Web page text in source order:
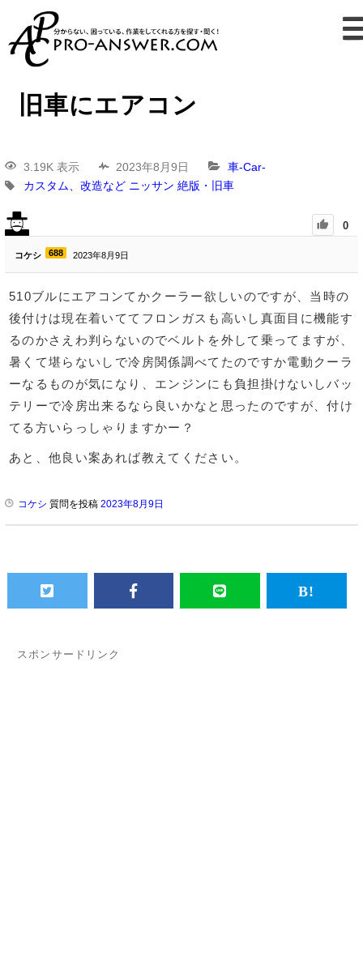
旧車にエアコン
3.19K 表示 2023年8月9日
車-Car-
カスタム、改造など ニッサン 絶版・旧車
0
コケシ 688 2023年8月9日
510ブルにエアコンてかクーラー欲しいのですが、当時の
後付けは現在着いててフロンガスも高いし真面目に機能す
るのかさえわ判らないのでベルトを外して乗ってますが、
暑くて堪らないしで冷房関係調べてたのですか電動クーラ
ーなるものが気になり、エンジンにも負担掛けないしバッ
テリーで冷房出来るなら良いかなと思ったのですが、付け
てる方いらっしゃりますかー？
あと、他良い案あれば教えてください。
コケシ 質問を投稿 2023年8月9日
スポンサードリンク